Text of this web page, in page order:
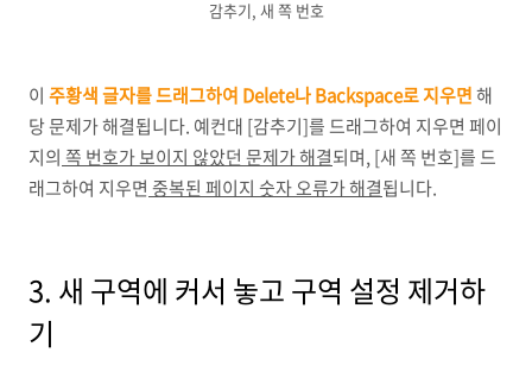
감추기, 새 쪽 번호
이 주황색 글자를 드래그하여 Delete나 Backspace로지우면해
당 문제가 해결됩니다. 예컨대 [감추기]를 드래그하여 지우면 페이
지의 쪽 번호가 보이지 않았던 문제가 해결되며, [새 쪽 번호]를 드
래그하여 지우면 중복된 페이지 숫자 오류가 해결됩니다.
3. 새 구역에 커서 놓고 구역 설정 제거하
기